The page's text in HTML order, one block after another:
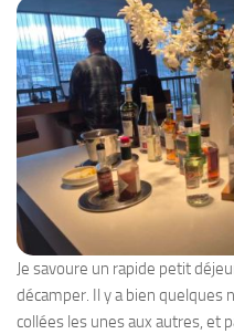
Je savoure un rapide petit
décamper. Il y a bien quelques
collées les unes aux autres, et